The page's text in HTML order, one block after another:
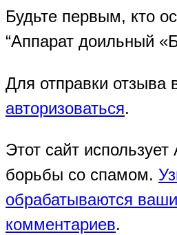
Будьте первым, кто
“Аппарат доильный
Для отправки отзыва
авторизоваться.
Этот сайт
борьбы со спамом.
обрабатываются
комментариев.